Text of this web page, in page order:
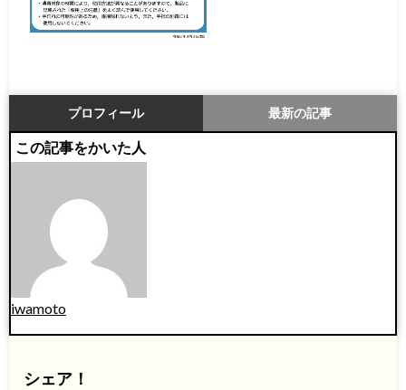
プロフィール 最新の記事
この記事をかいた人
iwamoto
シェア！